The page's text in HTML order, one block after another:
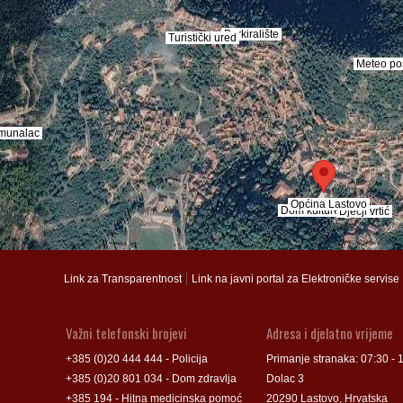
Općina Lastovo
Dječji vrtić
Meteo
Dom kulture
Turistički uredParkiralište
Općina Lastovo
Dječji vrtić
Meteo
Dom kulture
Turistički uredParkiralište
Link za Transparentnost| Link na javni portal za Elektroničke servise
Adresa i djelatno vrijeme
Primanje stranaka: 07:30 -
Dolac 3
20290 Lastovo, Hrvatska
Važni telefonski brojevi
+385 (0)20 444 444 - Policija
+385 (0)20 801 034 - Dom zdravlja
+385 194 - Hitna medicinska pomoć